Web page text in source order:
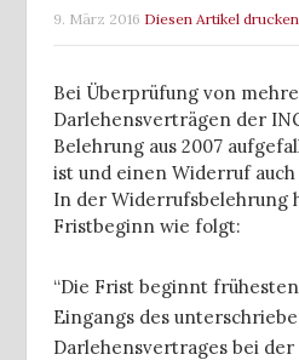
9. März 2016 Diesen Artikel drucken
Bei Überprüfung von
Darlehensverträgen der
Belehrung aus 2007
ist und einen Widerruf auch
In der Widerrufsbelehrung
Fristbeginn wie folgt:
“Die Frist beginnt
Eingangs des
Darlehensvertrages bei der